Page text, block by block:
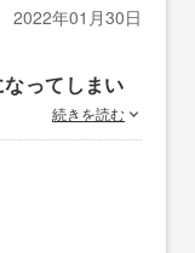
2022年01月30日
ってしまい
続きを読む